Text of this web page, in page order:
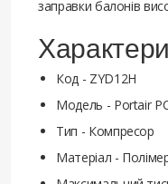
заправки балонів
Код - ZYD12H
Модель - Portair
Тип - Компресор
Матеріал -